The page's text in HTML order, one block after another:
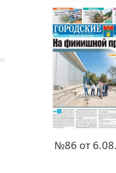
№86 от